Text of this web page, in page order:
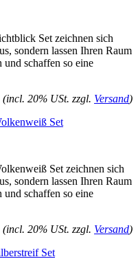
Set zeichnen sich
sondern lassen Ihren Raum
schaffen so eine
(incl. 20% USt. zzgl. Versand)
Set
Set zeichnen sich
sondern lassen Ihren Raum
schaffen so eine
(incl. 20% USt. zzgl. Versand)
Set